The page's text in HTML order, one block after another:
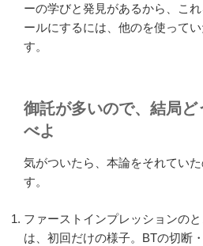
ーの学びと発見があるから、こ
ールにするには、他のを使って
す。
御託が多いので、結局
べよ
気がついたら、本論をそれてい
す。
ファーストインプレッションの
は、初回だけの様子。BTの切断